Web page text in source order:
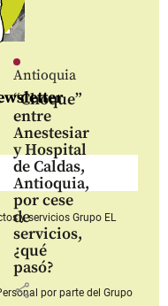
Antioquia
“Choque”
entre
Anestesiar
y Hospital
de Caldas,
Antioquia,
por cese
de
servicios,
¿qué
pasó?
share
y serviciosGrupo EL
por parte del Grupo